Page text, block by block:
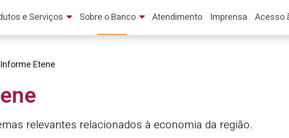
e Serviços Sobre o Banco Atendimento Imprensa Acesso
Informe Etene
relevantes relacionados à economia da região.